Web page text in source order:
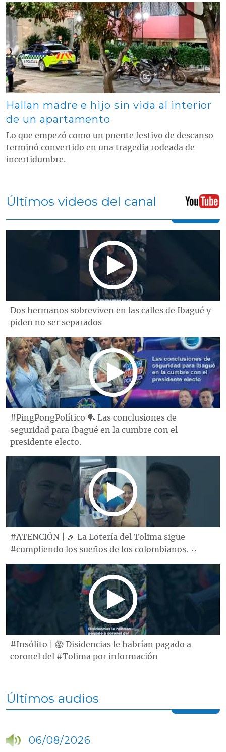
Contenido multimedia principal
Hallan madre e hijo sin vida al interior
de un apartamento
Lo que empezó como un puente festivo de descanso
terminó convertido en una tragedia rodeada de
incertidumbre.
Últimos videos del canal
Dos hermanos sobreviven en las calles de Ibagué y
piden no ser separados
#PingPongPolítico 🏓 Las conclusiones de
seguridad para Ibagué en la cumbre con el
presidente electo.
#ATENCIÓN | 🎉 La Lotería del Tolima sigue
#cumpliendo los sueños de los colombianos. 🎫
#Insólito | 😱 Disidencias le habrían pagado a
coronel del #Tolima por información
Últimos audios
06/08/2026